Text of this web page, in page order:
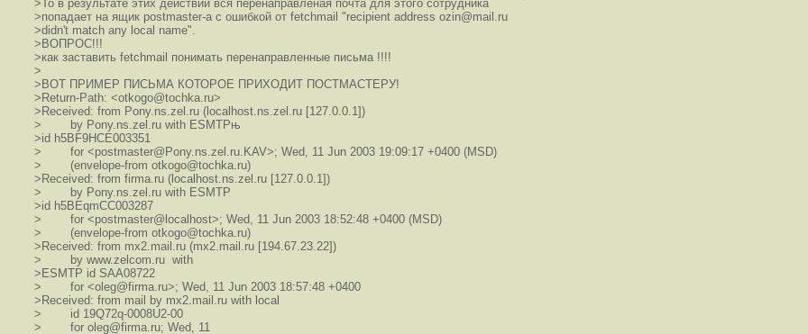
>То в результате этих действий вся перенаправленая почта для этого сотрудника
>попадает на ящик postmaster-a с ошибкой от fetchmail "recipient address ozin@mail.ru
>didn't match any local name".
>ВОПРОС!!!
>как заставить fetchmail понимать перенаправленные письма !!!!
>
>ВОТ ПРИМЕР ПИСЬМА КОТОРОЕ ПРИХОДИТ ПОСТМАСТЕРУ!
>Return-Path: <otkogo@tochka.ru>
>Received: from Pony.ns.zel.ru (localhost.ns.zel.ru [127.0.0.1])
> by Pony.ns.zel.ru with ESMTPњ
>id h5BF9HCE003351
> for <postmaster@Pony.ns.zel.ru.KAV>; Wed, 11 Jun 2003 19:09:17 +0400 (MSD)
> (envelope-from otkogo@tochka.ru)
>Received: from firma.ru (localhost.ns.zel.ru [127.0.0.1])
> by Pony.ns.zel.ru with ESMTP
>id h5BEqmCC003287
> for <postmaster@localhost>; Wed, 11 Jun 2003 18:52:48 +0400 (MSD)
> (envelope-from otkogo@tochka.ru)
>Received: from mx2.mail.ru (mx2.mail.ru [194.67.23.22])
> by www.zelcom.ru with
>ESMTP id SAA08722
> for <oleg@firma.ru>; Wed, 11 Jun 2003 18:57:48 +0400
>Received: from mail by mx2.mail.ru with local
> id 19Q72q-0008U2-00
> for oleg@firma.ru; Wed, 11